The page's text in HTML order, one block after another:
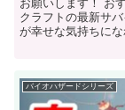
お願いします！ お
クラフトの最新サ
が幸せな気持ちにな
バイオハザードシリーズ